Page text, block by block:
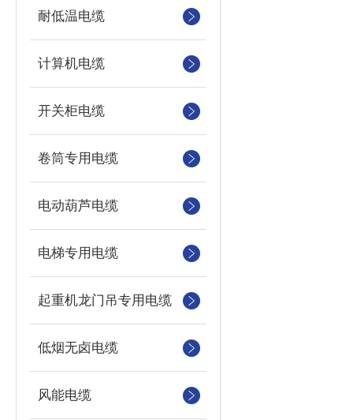
耐低温电缆
计算机电缆
开关柜电缆
卷筒专用电缆
电动葫芦电缆
电梯专用电缆
起重机龙门吊专用电缆
低烟无卤电缆
风能电缆